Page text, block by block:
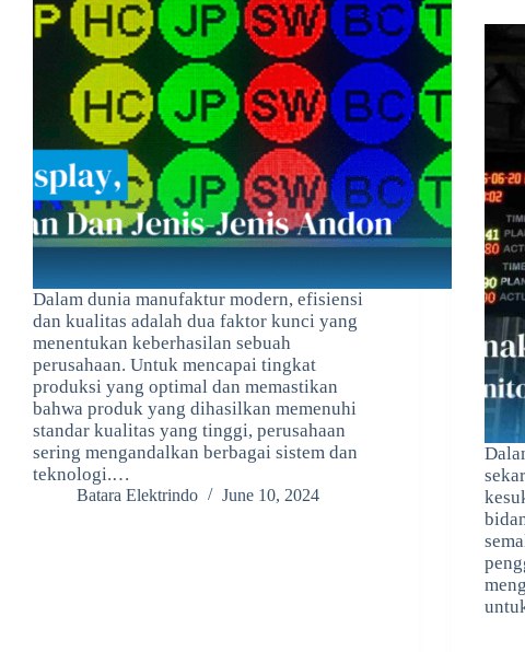
Dalam dunia manufaktur modern, efisiensi
dan kualitas adalah dua faktor kunci yang
menentukan keberhasilan sebuah
perusahaan. Untuk mencapai tingkat
produksi yang optimal dan memastikan
bahwa produk yang dihasilkan memenuhi
standar kualitas yang tinggi, perusahaan
sering mengandalkan berbagai sistem dan
teknologi.…
Batara Elektrindo June 10, 2024